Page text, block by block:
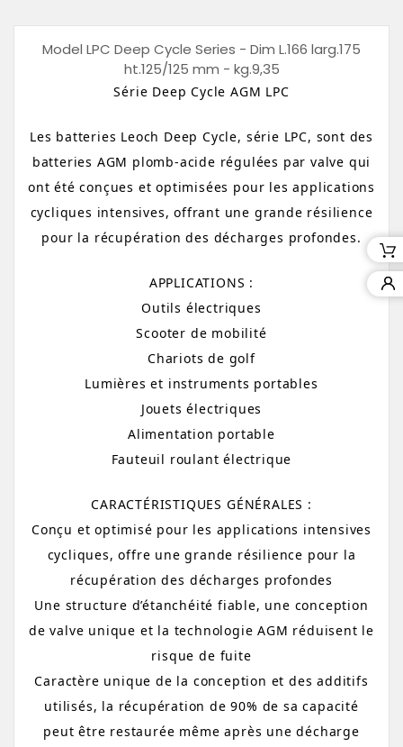
Model LPC Deep Cycle Series - Dim L.166 larg.175
ht.125/125 mm - kg.9,35
Série Deep Cycle AGM LPC
Les batteries Leoch Deep Cycle, série LPC, sont des
batteries AGM plomb-acide régulées par valve qui
ont été conçues et optimisées pour les applications
cycliques intensives, offrant une grande résilience
pour la récupération des décharges profondes.
APPLICATIONS :
Outils électriques
Scooter de mobilité
Chariots de golf
Lumières et instruments portables
Jouets électriques
Alimentation portable
Fauteuil roulant électrique
CARACTÉRISTIQUES GÉNÉRALES :
Conçu et optimisé pour les applications intensives
cycliques, offre une grande résilience pour la
récupération des décharges profondes
Une structure d’étanchéité fiable, une conception
de valve unique et la technologie AGM réduisent le
risque de fuite
Caractère unique de la conception et des additifs
utilisés, la récupération de 90% de sa capacité
peut être restaurée même après une décharge